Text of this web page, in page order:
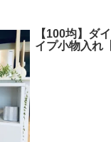
【100均】ダ
イプ小物入れ